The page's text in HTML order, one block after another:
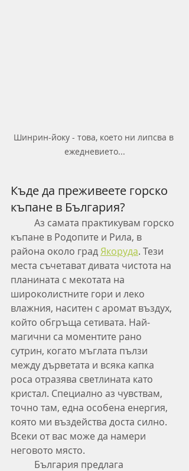
Шинрин-йоку - това, което ни липсва в
ежедневието...
Къде да преживеете горско
къпане в България?
къпане в Родопите и Рила, в
района около град Якоруда. Тези
места съчетават дивата чистота на
планината с мекотата на
широколистните гори и леко
влажния, наситен с аромат въздух,
който обгръща сетивата. Най-
магични са моментите рано
сутрин, когато мъглата пълзи
между дърветата и всяка капка
роса отразява светлината като
кристал. Специално аз чувствам,
точно там, една особена енергия,
която ми въздейства доста силно.
Всеки от вас може да намери
неговото място.